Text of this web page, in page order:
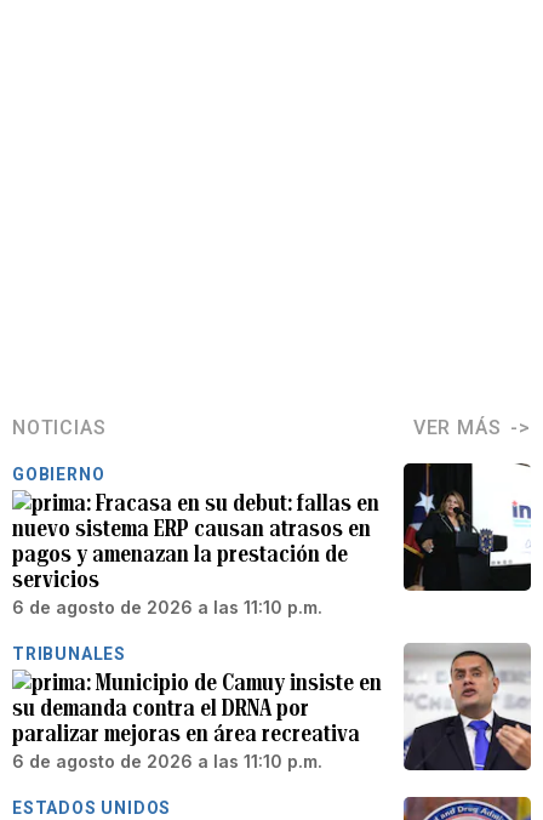
NOTICIAS VER MÁS
GOBIERNO
Fracasa en su debut: fallas en
nuevo sistema ERP causan atrasos en
pagos y amenazan la prestación de
servicios
6 de agosto de 2026 a las 11:10 p.m.
TRIBUNALES
Municipio de Camuy insiste en
su demanda contra el DRNA por
paralizar mejoras en área recreativa
6 de agosto de 2026 a las 11:10 p.m.
ESTADOS UNIDOS